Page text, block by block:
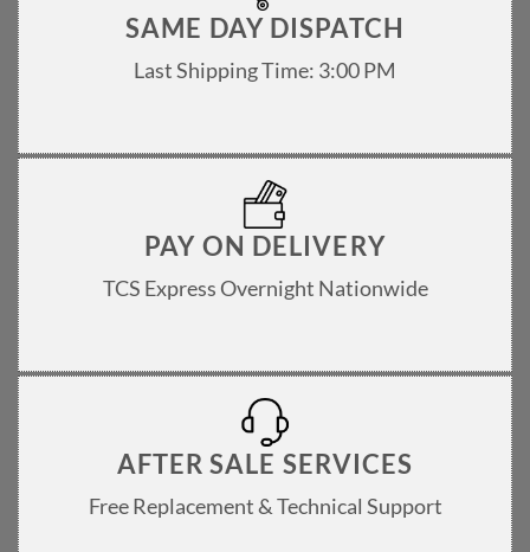
SAME DAY DISPATCH
Last Shipping Time: 3:00 PM
PAY ON DELIVERY
TCS Express Overnight Nationwide
AFTER SALE SERVICES
Free Replacement & Technical Support